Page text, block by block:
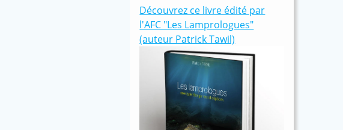
Découvrez ce livre édité par
l'AFC "Les Lamprologues"
(auteur Patrick Tawil)